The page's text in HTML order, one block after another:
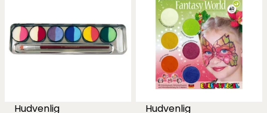
Hudvenlig
Hudvenlig